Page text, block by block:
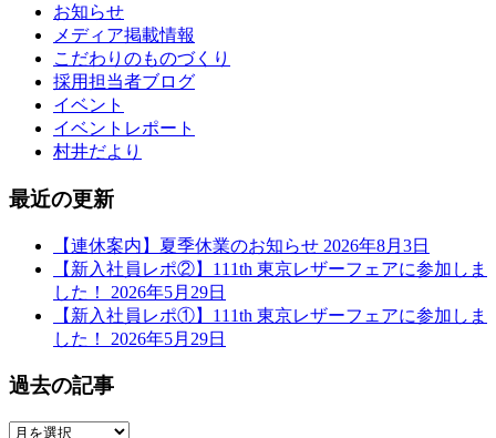
お知らせ
メディア掲載情報
こだわりのものづくり
採用担当者ブログ
イベント
イベントレポート
村井だより
最近の更新
【連休案内】夏季休業のお知らせ 2026年8月3日
【新入社員レポ②】111th 東京レザーフェアに参加しま
した！ 2026年5月29日
【新入社員レポ①】111th 東京レザーフェアに参加しま
した！ 2026年5月29日
過去の記事